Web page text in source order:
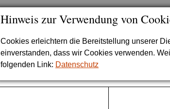
Hinweis zur Verwendung von
Cookies erleichtern die Bereitstellung unserer
einverstanden, dass wir Cookies verwenden.
folgenden Link: Datenschutz